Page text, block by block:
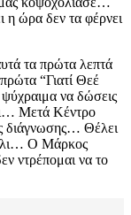
η ώρα δεν τα φέρνει
τα πρώτα λεπτά
“Γιατί Θεέ
να δώσεις
Μετά Κέντρο
διάγνωσης… Θέλει
Ο Μάρκος
ντρέπομαι να το